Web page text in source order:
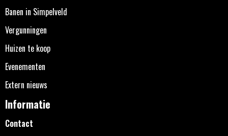
Banen in Simpelveld
Vergunningen
Huizen te koop
Evenementen
Extern nieuws
Informatie
Contact